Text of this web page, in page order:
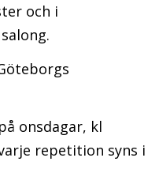
och i
onsdagar, kl
repetition syns i